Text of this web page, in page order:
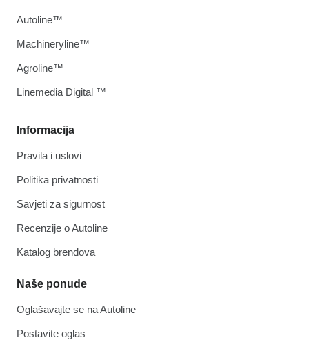
Informacija
Pravila i uslovi
Politika privatnosti
Savjeti za sigurnost
Recenzije o Autoline
Katalog brendova
Naše ponude
Oglašavajte se na Autoline
Postavite oglas
Autoline™
Machineryline™
Agroline™
Linemedia Digital ™